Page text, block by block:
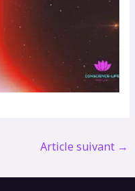
Article suivant →